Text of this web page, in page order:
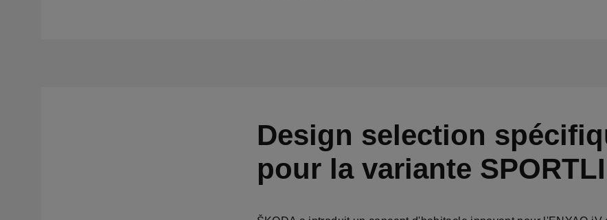
Design selection
pour la variante